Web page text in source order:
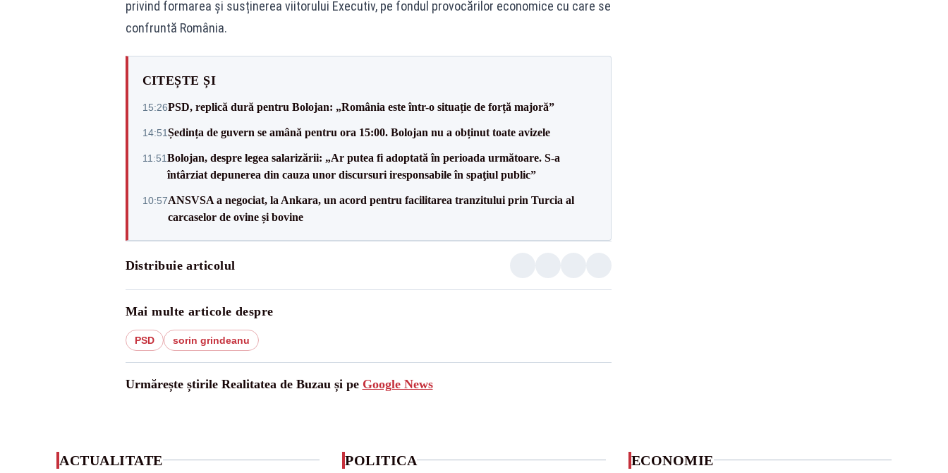
privind formarea și susținerea viitorului Executiv, pe fondul provocărilor economice cu care se
confruntă România.
CITEȘTE ȘI
15:26PSD, replică dură pentru Bolojan: „România este într-o situație de forță majoră”
14:51Ședința de guvern se amână pentru ora 15:00. Bolojan nu a obținut toate avizele
11:51Bolojan, despre legea salarizării: „Ar putea fi adoptată în perioada următoare. S-a
întârziat depunerea din cauza unor discursuri iresponsabile în spaţiul public”
10:57ANSVSA a negociat, la Ankara, un acord pentru facilitarea tranzitului prin Turcia al
carcaselor de ovine și bovine
Distribuie articolul
Mai multe articole despre
PSD sorin grindeanu
Urmărește știrile Realitatea de Buzau și pe Google News
ACTUALITATE POLITICA ECONOMIE